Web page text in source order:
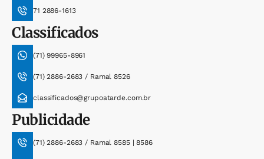
71 2886-1613
Classificados
(71) 99965-8961
(71) 2886-2683 / Ramal 8526
classificados@grupoatarde.com.br
Publicidade
(71) 2886-2683 / Ramal 8585 | 8586